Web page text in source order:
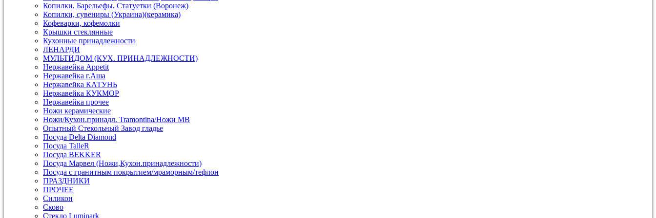
Копилки, Барельефы, Статуетки (Воронеж)
Копилки, сувениры (Украина)(керамика)
Кофеварки, кофемолки
Крышки стеклянные
Кухонные принадлежности
ЛЕНАРДИ
МУЛЬТИДОМ (КУХ. ПРИНАДЛЕЖНОСТИ)
Нержавейка Appetit
Нержавейка г.Аша
Нержавейка КАТУНЬ
Нержавейка КУКМОР
Нержавейка прочее
Ножи керамические
Ножи/Кухон.принадл. Tramontina/Ножи МВ
Опытный Стекольный Завод гладье
Посуда Delta Diamond
Посуда TalleR
Посуда ВEKKER
Посуда Марвел (Ножи,Кухон.принадлежности)
Посуда с гранитным покрытием/мраморным/тефлон
ПРАЗДНИКИ
ПРОЧЕЕ
Силикон
Сково
Стекло Luminark